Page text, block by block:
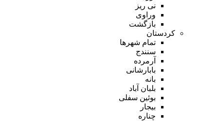
نی ریز
وراوی
بازگشت
کردستان
تمام شهر‌ها
سنندج
آرمرده
بابارشانی
بانه
بلبان آباد
بوئین سفلی
بیجار
چناره